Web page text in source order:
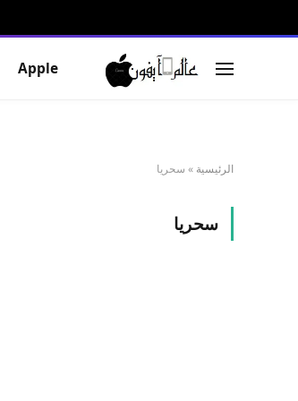
Apple
الرئيسية » سحريا
سحريا